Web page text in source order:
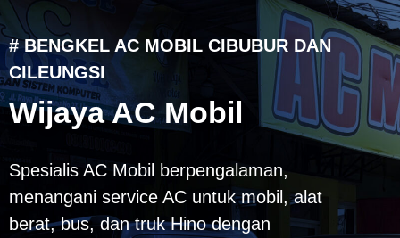
# BENGKEL AC MOBIL CIBUBUR DAN
CILEUNGSI
Wijaya AC Mobil
Spesialis AC Mobil berpengalaman,
menangani service AC untuk mobil, alat
berat, bus, dan truk Hino dengan